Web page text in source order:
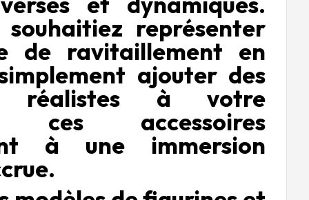
souhaitiez représenter
de ravitaillement en
ajouter des
réalistes à votre
ces accessoires
à une immersion